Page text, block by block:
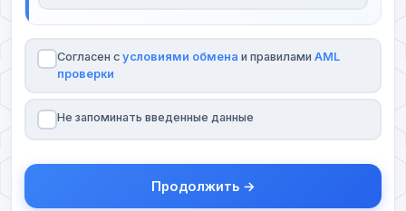
Согласен с условиями обмена и правилами AML
проверки
Не запоминать введенные данные
Продолжить →